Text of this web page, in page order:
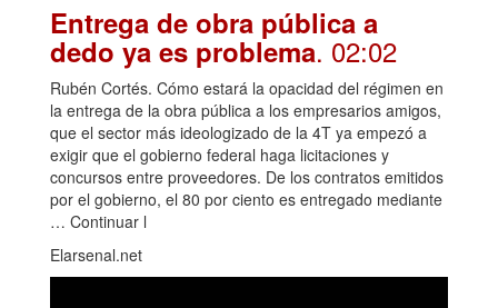
Entrega de obra pública a
dedo ya es problema. 02:02
Rubén Cortés. Cómo estará la opacidad del régimen en
la entrega de la obra pública a los empresarios amigos,
que el sector más ideologizado de la 4T ya empezó a
exigir que el gobierno federal haga licitaciones y
concursos entre proveedores. De los contratos emitidos
por el gobierno, el 80 por ciento es entregado mediante
… Continuar l
Elarsenal.net